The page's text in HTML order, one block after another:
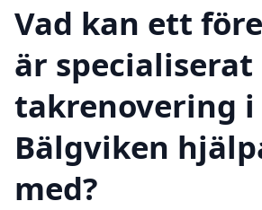
Vad kan ett
är specialiserat
takrenovering i
Bälgviken
med?